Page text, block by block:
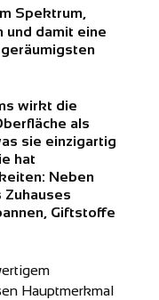
Spektrum,
und damit eine
wirkt die
als
sie einzigartig
hat
Neben
Zuhauses
Giftstoffe
Hauptmerkmal